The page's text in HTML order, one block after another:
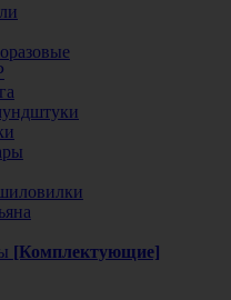
[Комплектующие]